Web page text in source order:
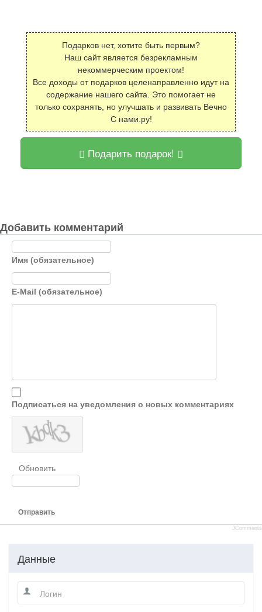
Подарков нет, хотите быть первым?
Наш сайт является безрекламным
некоммерческим проектом!
Все доходы от подарков целенаправленно идут на
содержание нашего сайта. Это помогает не
только сохранять, но улучшать и развивать Вечно
С нами.ру!
Подарить подарок!
Добавить комментарий
Имя (обязательное)
E-Mail (обязательное)
Подписаться на уведомления о новых комментариях
Обновить
Отправить
JComments
Данные